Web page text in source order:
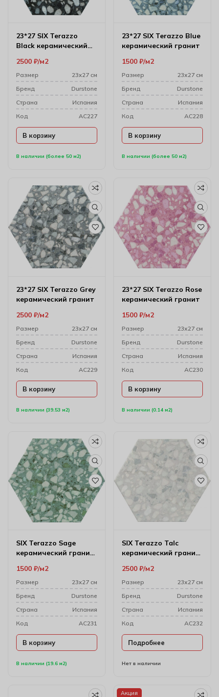
23*27 SIX Terazzo
Black керамический
В наличии (более 50 м2)
2500 ₽ м2
Размер
23х27 см
Бренд
Durstone
Cтрана
Испания
Код
AC227
В корзину
23*27 SIX Terazzo Blue
керамический гранит
В наличии (более 50 м2)
1500 ₽ м2
Размер
23х27 см
Бренд
Durstone
Cтрана
Испания
Код
AC228
В корзину
23*27 SIX Terazzo Grey
керамический гранит
В наличии (39.53 м2)
2500 ₽ м2
Размер
23х27 см
Бренд
Durstone
Cтрана
Испания
Код
AC229
В корзину
23*27 SIX Terazzo Rose
керамический гранит
В наличии (0.14 м2)
1500 ₽ м2
Размер
23х27 см
Бренд
Durstone
Cтрана
Испания
Код
AC230
В корзину
SIX Terazzo Sage
керамический гранит
В наличии (19.6 м2)
1500 ₽ м2
Размер
23х27 см
Бренд
Durstone
Cтрана
Испания
Код
AC231
В корзину
SIX Terazzo Talc
керамический гранит
Нет в наличии
2500 ₽ м2
Размер
23х27 см
Бренд
Durstone
Cтрана
Испания
Код
AC232
Подробнее
Акция